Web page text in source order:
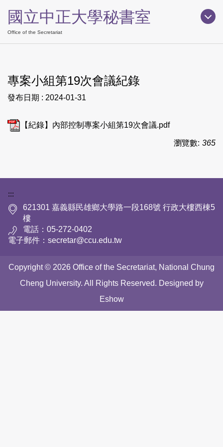
到
主
要
區
國立中正大學秘書室
Office of the Secretariat
專案小組第19次會議紀錄
發布日期 : 2024-01-31
【紀錄】內部控制專案小組第19次會議.pdf
瀏覽數: 365
:::
621301 嘉義縣民雄鄉大學路一段168號 行政大樓西棟5
樓
電話：05-272-0402
電子郵件：secretar@ccu.edu.tw
Copyright © 2026 Office of the Secretariat, National Chung
Cheng University. All Rights Reserved. Designed by
Eshow